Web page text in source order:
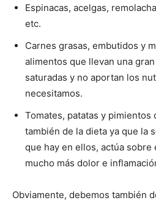
Espinacas, acelgas,
etc.
Carnes grasas, embutidos y
alimentos que llevan una
saturadas y no aportan los
necesitamos.
Tomates, patatas y pimientos
también de la dieta ya que la
que hay en ellos, actúa
mucho más dolor e
Obviamente, debemos también